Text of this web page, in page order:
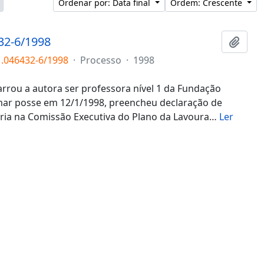
Ordenar por: Data final Ordem: Crescente
6/1998
6/1998 · Processo · 1998
a autora ser professora nível 1 da Fundação
posse em 12/1/1998, preencheu declaração de
na Comissão Executiva do Plano da Lavoura… Ler